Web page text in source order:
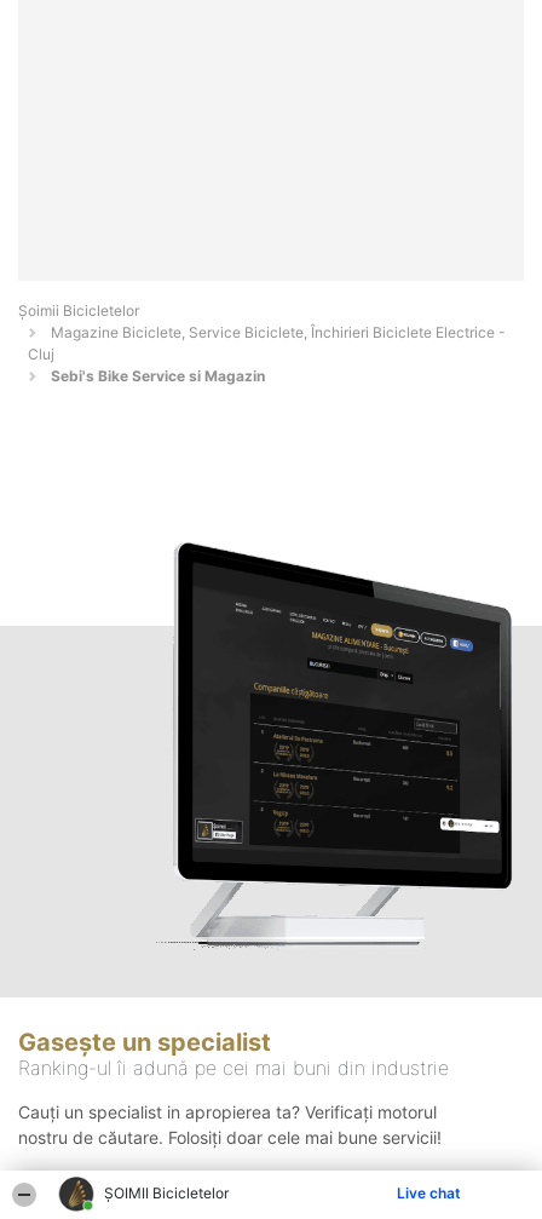
ȘOIMII Bicicletelor Live chat
Șoimii Bicicletelor
Magazine Biciclete, Service Biciclete, Închirieri Biciclete Electrice -
Cluj
Sebi's Bike Service si Magazin
Gasește un specialist
Ranking-ul îi adună pe cei mai buni din industrie
Cauți un specialist in apropierea ta? Verificați motorul
nostru de căutare. Folosiți doar cele mai bune servicii!